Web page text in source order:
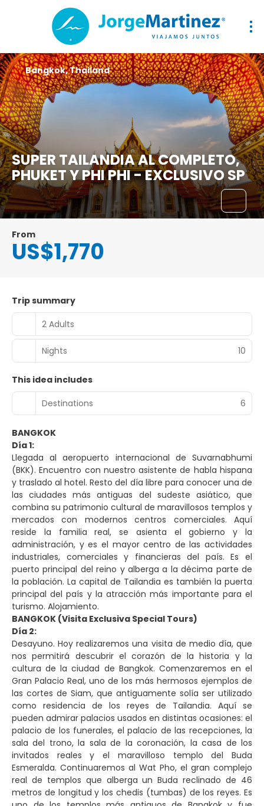
SUPER TAILANDIA AL COMPLETO,
PHUKET Y PHI PHI - EXCLUSIVO SP
Bangkok, Thailand
From
US$1,770
Trip summary
2 Adults
Nights 10
This idea includes
Destinations
6
BANGKOK
Día 1:
Llegada al aeropuerto internacional de Suvarnabhumi
(BKK). Encuentro con nuestro asistente de habla hispana
y traslado al hotel. Resto del día libre para conocer una de
las ciudades más antiguas del sudeste asiático, que
combina su patrimonio cultural de maravillosos templos y
mercados con modernos centros comerciales. Aquí
reside la familia real, se asienta el gobierno y la
administración, y es el mayor centro de las actividades
industriales, comerciales y financieras del país. Es el
puerto principal del reino y alberga a la décima parte de
la población. La capital de Tailandia es también la puerta
principal del país y la atracción más importante para el
turismo. Alojamiento.
BANGKOK (Visita Exclusiva Special Tours)
Día 2:
Desayuno. Hoy realizaremos una visita de medio día, que
nos permitirá descubrir el corazón de la historia y la
cultura de la ciudad de Bangkok. Comenzaremos en el
Gran Palacio Real, uno de los más hermosos ejemplos de
las cortes de Siam, que antiguamente solía ser utilizado
como residencia de los reyes de Tailandia. Aquí se
pueden admirar palacios usados en distintas ocasiones: el
palacio de los funerales, el palacio de las recepciones, la
sala del trono, la sala de la coronación, la casa de los
invitados reales y el maravilloso templo del Buda
Esmeralda. Continuaremos al Wat Pho, el gran complejo
real de templos que alberga un Buda reclinado de 46
metros de longitud y los chedis (tumbas) de los reyes. Es